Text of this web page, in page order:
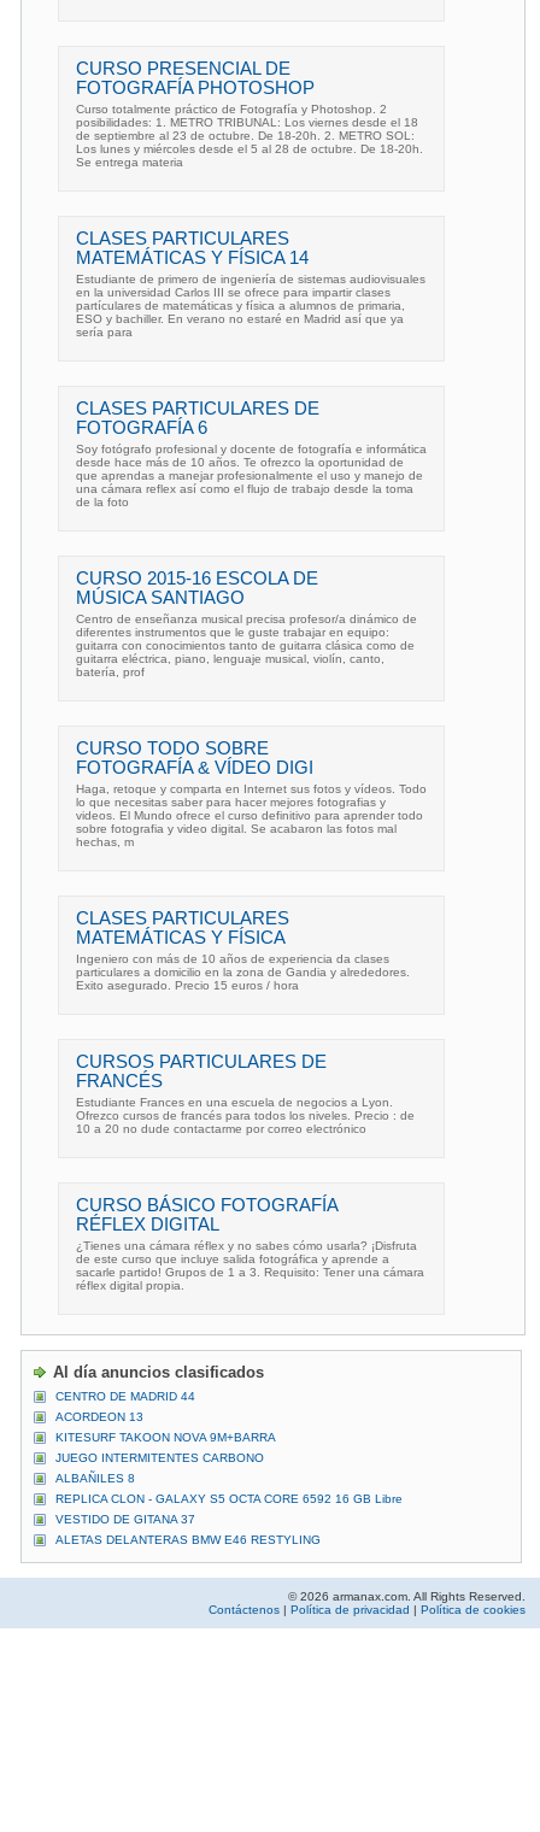
CURSO PRESENCIAL DE
FOTOGRAFÍA PHOTOSHOP
Curso totalmente práctico de Fotografía y Photoshop. 2
posibilidades: 1. METRO TRIBUNAL: Los viernes desde el 18
de septiembre al 23 de octubre. De 18-20h. 2. METRO SOL:
Los lunes y miércoles desde el 5 al 28 de octubre. De 18-20h.
Se entrega materia
CLASES PARTICULARES
MATEMÁTICAS Y FÍSICA 14
Estudiante de primero de ingeniería de sistemas audiovisuales
en la universidad Carlos III se ofrece para impartir clases
partículares de matemáticas y física a alumnos de primaria,
ESO y bachiller. En verano no estaré en Madrid así que ya
sería para
CLASES PARTICULARES DE
FOTOGRAFÍA 6
Soy fotógrafo profesional y docente de fotografía e informática
desde hace más de 10 años. Te ofrezco la oportunidad de
que aprendas a manejar profesionalmente el uso y manejo de
una cámara reflex así como el flujo de trabajo desde la toma
de la foto
CURSO 2015-16 ESCOLA DE
MÚSICA SANTIAGO
Centro de enseñanza musical precisa profesor/a dinámico de
diferentes instrumentos que le guste trabajar en equipo:
guitarra con conocimientos tanto de guitarra clásica como de
guitarra eléctrica, piano, lenguaje musical, violín, canto,
batería, prof
CURSO TODO SOBRE
FOTOGRAFÍA & VÍDEO DIGI
Haga, retoque y comparta en Internet sus fotos y vídeos. Todo
lo que necesitas saber para hacer mejores fotografias y
videos. El Mundo ofrece el curso definitivo para aprender todo
sobre fotografia y video digital. Se acabaron las fotos mal
hechas, m
CLASES PARTICULARES
MATEMÁTICAS Y FÍSICA
Ingeniero con más de 10 años de experiencia da clases
particulares a domicilio en la zona de Gandia y alrededores.
Exito asegurado. Precio 15 euros / hora
CURSOS PARTICULARES DE
FRANCÉS
Estudiante Frances en una escuela de negocios a Lyon.
Ofrezco cursos de francés para todos los niveles. Precio : de
10 a 20 no dude contactarme por correo electrónico
CURSO BÁSICO FOTOGRAFÍA
RÉFLEX DIGITAL
¿Tienes una cámara réflex y no sabes cómo usarla? ¡Disfruta
de este curso que incluye salida fotográfica y aprende a
sacarle partido! Grupos de 1 a 3. Requisito: Tener una cámara
réflex digital propia.
Al día anuncios clasificados
CENTRO DE MADRID 44
ACORDEON 13
KITESURF TAKOON NOVA 9M+BARRA
JUEGO INTERMITENTES CARBONO
ALBAÑILES 8
REPLICA CLON - GALAXY S5 OCTA CORE 6592 16 GB Libre
VESTIDO DE GITANA 37
ALETAS DELANTERAS BMW E46 RESTYLING
© 2026 armanax.com. All Rights Reserved.
Contáctenos | Política de privacidad | Política de cookies